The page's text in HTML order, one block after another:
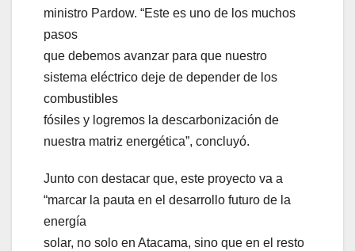
ministro Pardow. “Este es uno de los muchos
pasos
que debemos avanzar para que nuestro
sistema eléctrico deje de depender de los
combustibles
fósiles y logremos la descarbonización de
nuestra matriz energética”, concluyó.
Junto con destacar que, este proyecto va a
“marcar la pauta en el desarrollo futuro de la
energía
solar, no solo en Atacama, sino que en el resto